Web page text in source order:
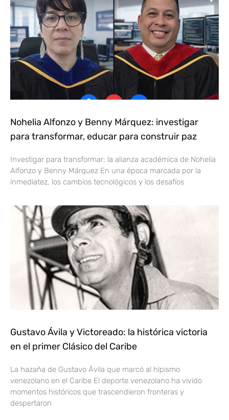
Nohelia Alfonzo y Benny Márquez: investigar
para transformar, educar para construir paz
Investigar para transformar: la alianza académica de Nohelia
Alfonzo y Benny Márquez En una época marcada por la
inmediatez, los cambios tecnológicos y los desafíos
Gustavo Ávila y Victoreado: la histórica victoria
en el primer Clásico del Caribe
La hazaña de Gustavo Ávila que marcó al hipismo
venezolano en el Caribe El deporte venezolano ha vivido
momentos históricos que trascendieron fronteras y
despertaron